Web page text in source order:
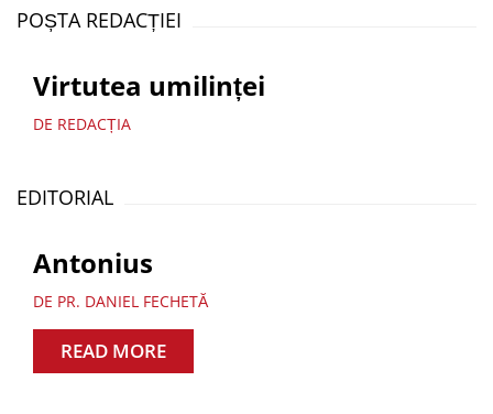
POȘTA REDACȚIEI
Virtutea umilinței
DE REDACȚIA
EDITORIAL
Antonius
DE PR. DANIEL FECHETĂ
READ MORE